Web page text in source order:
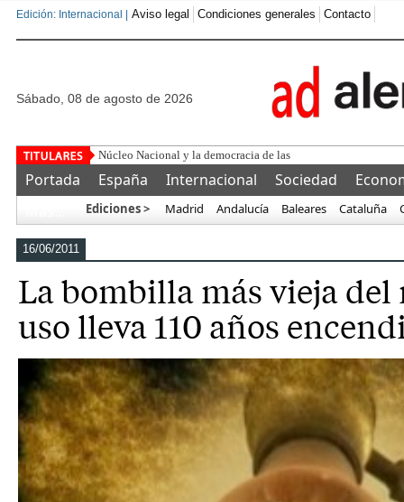
Edición: Internacional | Aviso legal Condiciones generales Contacto
sábado, 08 de agosto de 2026
Núcleo Nacional y la democracia de las etiquetas
Portada España Internacional Sociedad
Ediciones > Madrid Andalucía Baleares Cataluña
16/06/2011
La bombilla más vieja
uso lleva 110 años